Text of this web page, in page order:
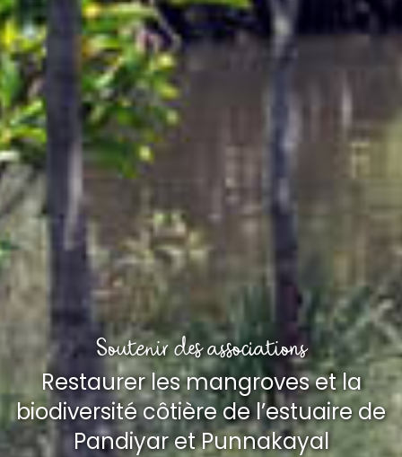
Soutenir des associations
Restaurer les mangroves et la
biodiversité côtière de l’estuaire de
Pandiyar et Punnakayal